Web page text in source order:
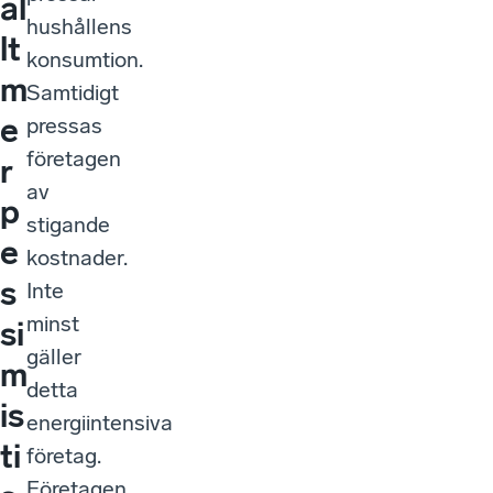
al
lt
m
e
r
p
e
s
si
m
is
ti
hushållens
konsumtion.
Samtidigt
pressas
företagen
av
stigande
kostnader.
Inte
minst
gäller
detta
energiintensiva
företag.